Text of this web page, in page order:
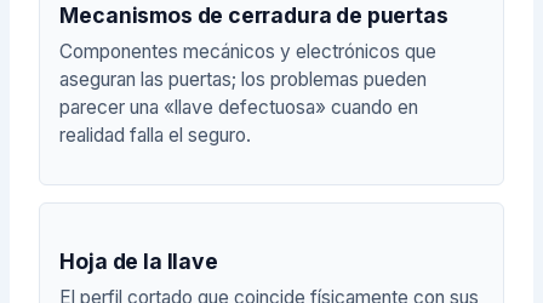
Mecanismos de cerradura de puertas
Componentes mecánicos y electrónicos que
aseguran las puertas; los problemas pueden
parecer una «llave defectuosa» cuando en
realidad falla el seguro.
Hoja de la llave
El perfil cortado que coincide físicamente con sus